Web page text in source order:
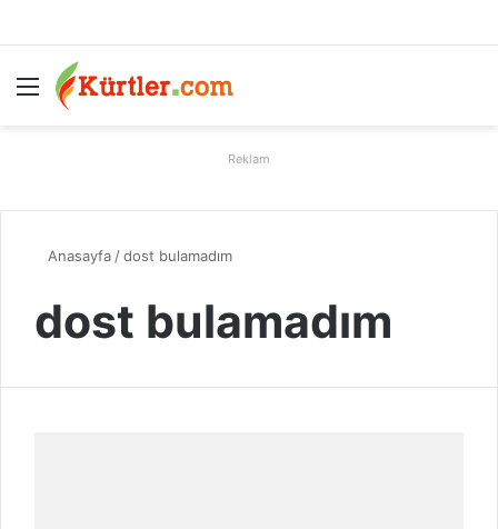
Menü
Reklam
Anasayfa /dost bulamadım
dost bulamadım